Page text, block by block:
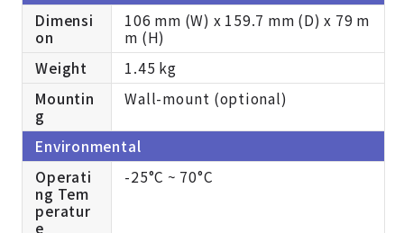
Dimensi
on
106 mm (W) x 159.7 mm (D) x 79 m
m (H)
Weight
1.45 kg
Mountin
g
Wall-mount (optional)
Environmental
Operati
ng Tem
peratur
e
-25°C ~ 70°C